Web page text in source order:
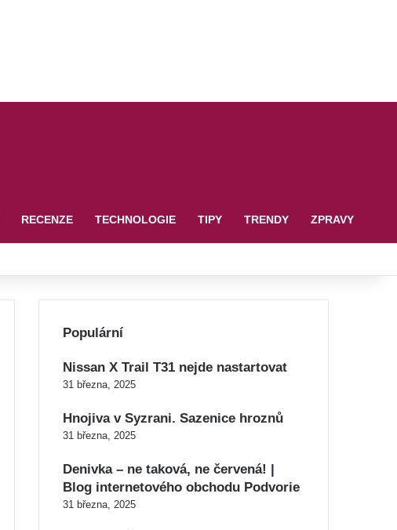
RECENZE TECHNOLOGIE TIPY TRENDY ZPRAVY
Populární
Nissan X Trail T31 nejde nastartovat
31 března, 2025
Hnojiva v Syzrani. Sazenice hroznů
31 března, 2025
Denivka – ne taková, ne červená! |
Blog internetového obchodu Podvorie
31 března, 2025